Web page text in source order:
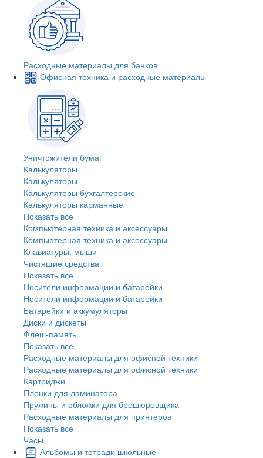
Расходные материалы для банков
Офисная техника и расходные материалы
Уничтожители бумаг
Калькуляторы
Калькуляторы
Калькуляторы бухгалтерские
Калькуляторы карманные
Показать все
Компьютерная техника и аксессуары
Компьютерная техника и аксессуары
Клавиатуры, мыши
Чистящие средства
Показать все
Носители информации и батарейки
Носители информации и батарейки
Батарейки и аккумуляторы
Диски и дискеты
Флеш-память
Показать все
Расходные материалы для офисной техники
Расходные материалы для офисной техники
Картриджи
Пленки для ламинатора
Пружины и обложки для брошюровщика
Расходные материалы для принтеров
Показать все
Часы
Альбомы и тетради школьные